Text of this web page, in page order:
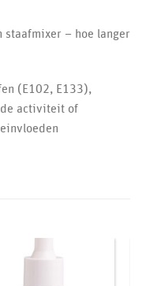
staafmixer – hoe langer
(E102, E133),
de activiteit of